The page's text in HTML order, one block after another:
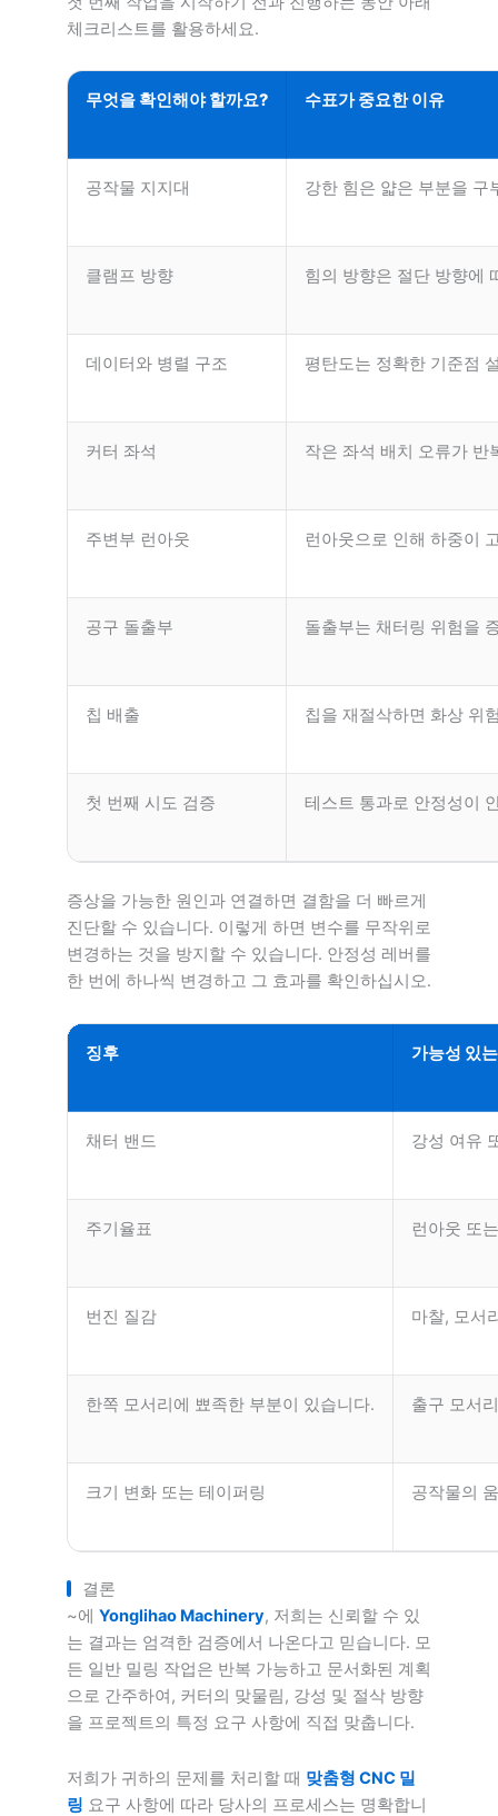
체크리스트를 활용하세요.
무엇을 확인해야 할까요? 수표가 중요한 이유
공작물 지지대 강한 힘은 얇은 부분을 구
클램프 방향 힘의 방향은 절단 방향에
데이터와 병렬 구조 평탄도는 정확한 기준점
커터 좌석 작은 좌석 배치 오류가 반
주변부 런아웃 런아웃으로 인해 하중이
공구 돌출부 돌출부는 채터링 위험을
칩 배출 칩을 재절삭하면 화상 위
첫 번째 시도 검증 테스트 통과로 안정성이
증상을 가능한 원인과 연결하면 결함을 더 빠르게
진단할 수 있습니다. 이렇게 하면 변수를 무작위로
변경하는 것을 방지할 수 있습니다. 안정성 레버를
한 번에 하나씩 변경하고 그 효과를 확인하십시오.
징후 가능성 있
채터 밴드 강성 여유
주기율표 런아웃 또
번진 질감 마찰, 모서
한쪽 모서리에 뾰족한 부분이 있습니다. 출구 모서
크기 변화 또는 테이퍼링 공작물의
결론
~에 Yonglihao Machinery, 저희는 신뢰할 수 있
는 결과는 엄격한 검증에서 나온다고 믿습니다. 모
든 일반 밀링 작업은 반복 가능하고 문서화된 계획
으로 간주하여, 커터의 맞물림, 강성 및 절삭 방향
을 프로젝트의 특정 요구 사항에 직접 맞춥니다.
저희가 귀하의 문제를 처리할 때 맞춤형 CNC 밀
링 요구 사항에 따라 당사의 프로세스는 명확합니